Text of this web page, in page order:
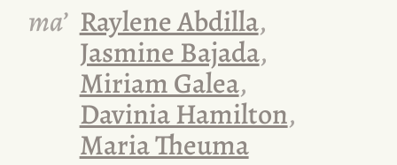
ma’ Raylene Abdilla,
Jasmine Bajada,
Miriam Galea,
Davinia Hamilton,
Maria Theuma